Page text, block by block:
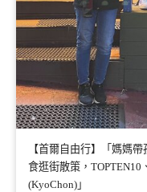
【首爾自由行】「媽媽
食逛街散策，TOPTEN10
(KyoChon)」